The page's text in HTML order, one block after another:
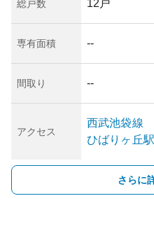
総戸数 12戸
専有面積 --
間取り --
アクセス
西武池袋線
ひばりヶ丘駅
さらに